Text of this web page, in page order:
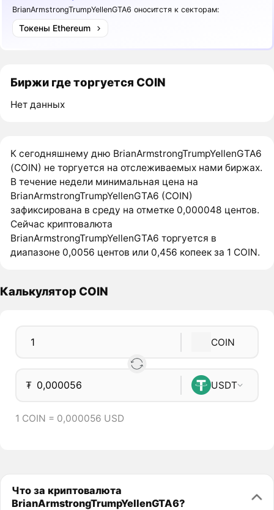
BrianArmstrongTrumpYellenGTA6 оноситстя к секторам:
Токены Ethereum
Биржи где торгуется COIN
Нет данных
К сегодняшнему дню BrianArmstrongTrumpYellenGTA6
(COIN) не торгуется на отслеживаемых нами биржах.
В течение недели минимальная цена на
BrianArmstrongTrumpYellenGTA6 (COIN)
зафиксирована в среду на отметке 0,000048 центов.
Сейчас криптовалюта
BrianArmstrongTrumpYellenGTA6 торгуется в
диапазоне 0,0056 центов или 0,456 копеек за 1 COIN.
Калькулятор COIN
COIN
₮ USDT
1 COIN = 0,000056 USD
Что за криптовалюта
BrianArmstrongTrumpYellenGTA6?